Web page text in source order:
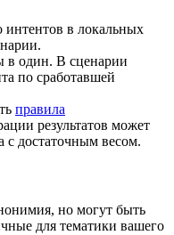
интентов в локальных
в один. В сценарии
по сработавшей
правила
результатов может
с достаточным весом.
но могут быть
для тематики вашего